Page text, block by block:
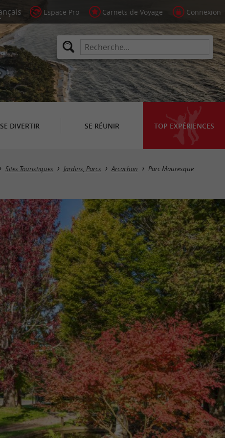
Espace Pro Carnets de Voyage Connexion
SE DIVERTIR SE RÉUNIR TOP EXPÉRIENCES
Sites Touristiques Jardins, Parcs Arcachon Parc Mauresque